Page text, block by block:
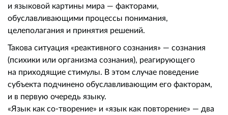
и языковой картины мира — факторами,
обуславливающими процессы понимания,
целеполагания и принятия решений.
Такова ситуация «реактивного сознания» — сознания
(психики или организма сознания), реагирующего
на приходящие стимулы. В этом случае поведение
субъекта подчинено обуславливающим его факторам,
и в первую очередь языку.
«Язык как со-творение» и «язык как повторение» — два